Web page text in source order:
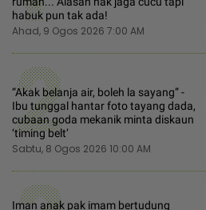
habuk pun tak ada!
Ahad, 9 Ogos 2026 7:00 AM
2
“Akak belanja air, boleh la sayang” -
Ibu tunggal hantar foto tayang dada,
cubaan goda mekanik minta diskaun
‘timing belt’
Sabtu, 8 Ogos 2026 10:00 AM
Iman anak pak imam bertudung